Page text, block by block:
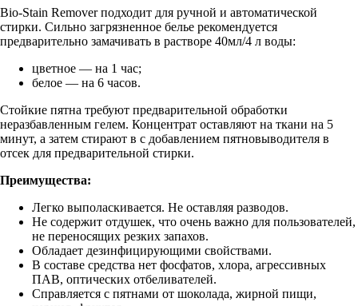
Bio-Stain Remover подходит для ручной и автоматической
стирки. Сильно загрязненное белье рекомендуется
предварительно замачивать в растворе 40мл/4 л воды:
цветное — на 1 час;
белое — на 6 часов.
Стойкие пятна требуют предварительной обработки
неразбавленным гелем. Концентрат оставляют на ткани на 5
минут, а затем стирают в с добавлением пятновыводителя в
отсек для предварительной стирки.
Преимущества:
Легко выполаскивается. Не оставляя разводов.
Не содержит отдушек, что очень важно для пользователей,
не переносящих резких запахов.
Обладает дезинфицирующими свойствами.
В составе средства нет фосфатов, хлора, агрессивных
ПАВ, оптических отбеливателей.
Справляется с пятнами от шоколада, жирной пищи,